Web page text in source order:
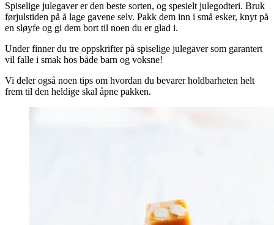
Spiselige julegaver er den beste sorten, og spesielt julegodteri. Bruk
førjulstiden på å lage gavene selv. Pakk dem inn i små esker, knyt på
en sløyfe og gi dem bort til noen du er glad i.
Under finner du tre oppskrifter på spiselige julegaver som garantert
vil falle i smak hos både barn og voksne!
Vi deler også noen tips om hvordan du bevarer holdbarheten helt
frem til den heldige skal åpne pakken.